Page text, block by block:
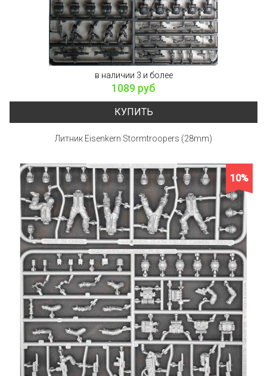
в наличии 3 и более
1089 руб
КУПИТЬ
Литник Eisenkern Stormtroopers (28mm)
10%